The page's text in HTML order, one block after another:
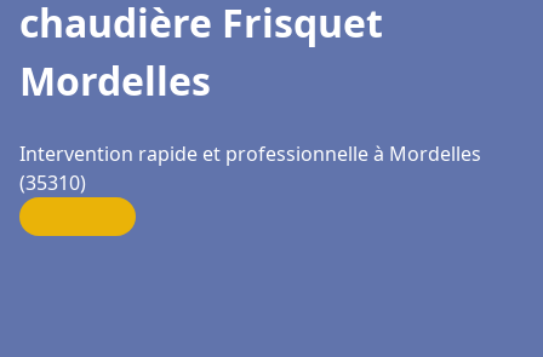
chaudière Frisquet
Mordelles
Intervention rapide et professionnelle à Mordelles
(35310)